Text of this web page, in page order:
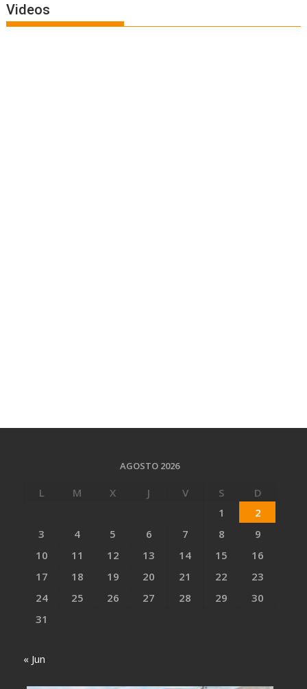
Videos
AGOSTO 2026
L M X J V S
D
1
2
3
4 5 6 7 8
9
10
11 12 13 14 15
16
17
18 19 20 21 22
23
24
25 26 27 28 29
30
31
« Jun